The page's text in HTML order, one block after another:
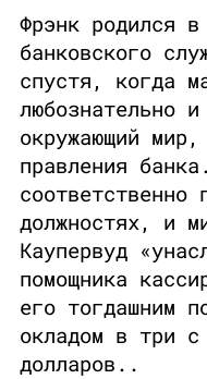
Фрэнк родился
банковского
спустя, когда
любознательно
окружающий
правления
соответственно
должностях, и
Каупервуд
помощника
его тогдашним
окладом в три с
долларов..